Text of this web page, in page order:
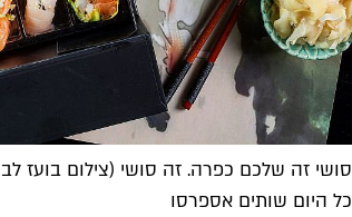
סושי זה שלכם כפרה. זה סושי (צילום בועז
כל היום שותים אספרסו